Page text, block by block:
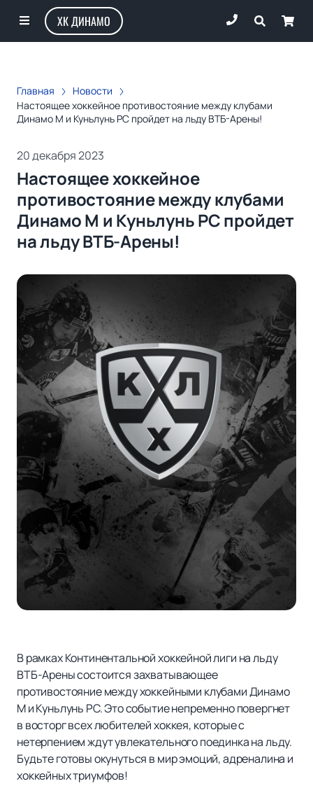
ХК ДИНАМО
Главная
Новости
Настоящее хоккейное противостояние между клубами
Динамо М и Куньлунь РС пройдет на льду ВТБ-Арены!
20 декабря 2023
Настоящее хоккейное
противостояние между клубами
Динамо М и Куньлунь РС пройдет
на льду ВТБ-Арены!
В рамках Континентальной хоккейной лиги на льду
ВТБ-Арены состоится захватывающее
противостояние между хоккейными клубами Динамо
М и Куньлунь РС. Это событие непременно повергнет
в восторг всех любителей хоккея, которые с
нетерпением ждут увлекательного поединка на льду.
Будьте готовы окунуться в мир эмоций, адреналина и
хоккейных триумфов!